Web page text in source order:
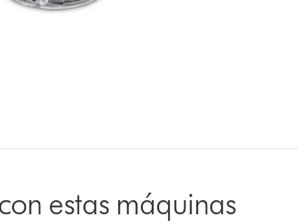
estas máquinas